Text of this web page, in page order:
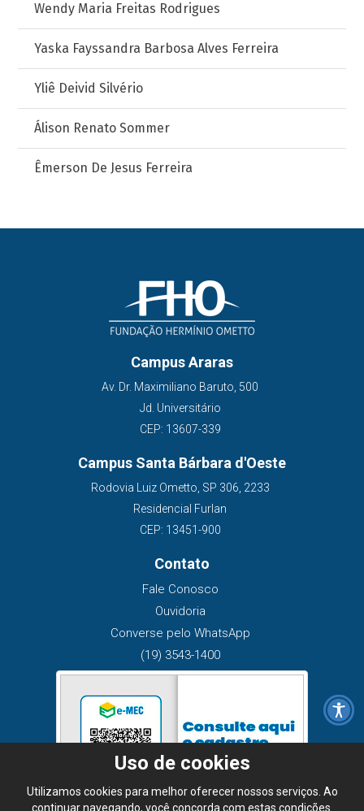
Wendy Maria Freitas Rodrigues
Yaska Fayssandra Barbosa Alves Ferreira
Yliê Deivid Silvério
Álison Renato Sommer
Êmerson De Jesus Ferreira
Campus Araras
Av. Dr. Maximiliano Baruto, 500
Jd. Universitário
CEP: 13607-339
Campus Santa Bárbara d'Oeste
Rodovia Luiz Ometto, SP 306, 2233
Residencial Furlan
CEP: 13451-900
Contato
Fale Conosco
Ouvidoria
Converse pelo WhatsApp
(19) 3543-1400
Uso de cookies
Utilizamos cookies para melhor oferecer nossos serviços. Ao
continuar navegando, você concorda com estas condições.